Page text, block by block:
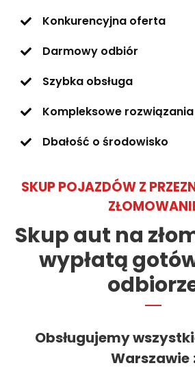
Konkurencyjna oferta
Darmowy odbiór
Szybka obsługa
Kompleksowe rozwiązania
Dbałość o środowisko
SKUP POJAZDÓW Z
Skup aut na
wypłatą
Obsługujemy
Warszawie